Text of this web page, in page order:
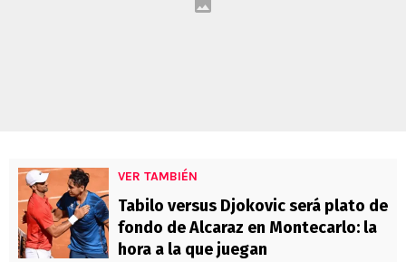
VER TAMBIÉN
Tabilo versus Djokovic será plato de
fondo de Alcaraz en Montecarlo: la
hora a la que juegan